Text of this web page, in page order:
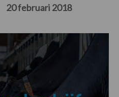
20 februari 2018